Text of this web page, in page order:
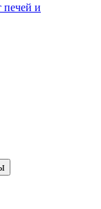
печей и